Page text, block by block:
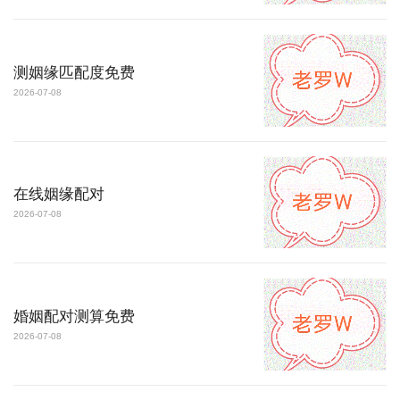
测姻缘匹配度免费
2026-07-08
在线姻缘配对
2026-07-08
婚姻配对测算免费
2026-07-08